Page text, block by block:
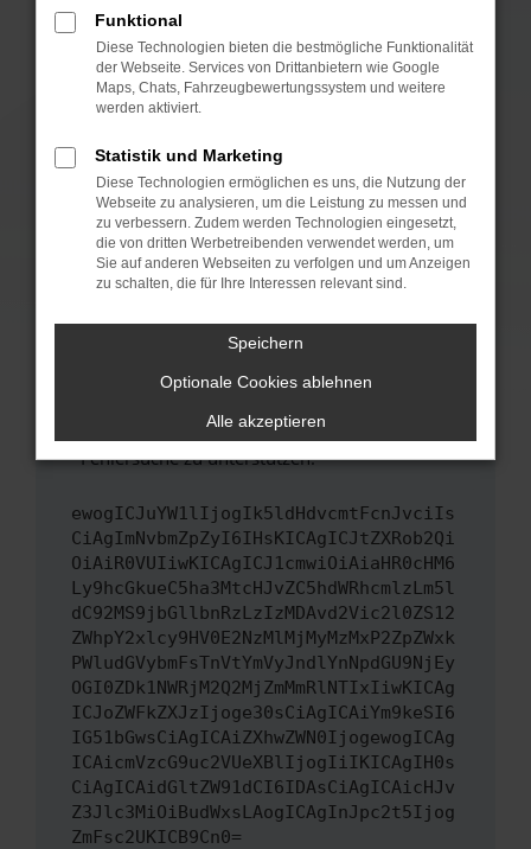
Fenster?
Starte dein Gerät neu.
Das kann manchmal helfen, vorübergehende
Probleme zu beheben.
Betriebssystem auf dem neuesten Stand
sind.
Veraltete Software birgt nicht nur ein
Sicherheitsrisiko, sondern kann auch dazu
führen, dass bestimmte Funktionen nicht mehr
unterstützt werden.
Wende dich an den Webseitenbetreiber.
Wenn du alle oben genannten Schritte versucht
hast, kontaktiere uns bitte. Wir werden
uns diesen Text schicken, um uns bei der
Fehlersuche zu unterstützen:
ewogICJuYW1lIjogIk5ldHdvcmtFcnJvciIs
CiAgImNvbmZpZyI6IHsKICAgICJtZXRob2Qi
OiAiR0VUIiwKICAgICJ1cmwiOiAiaHR0cHM6
Ly9hcGkueC5ha3MtcHJvZC5hdWRhcmlzLm5l
dC92MS9jbGllbnRzLzIzMDAvd2Vic2l0ZS12
ZWhpY2xlcy9HV0E2NzMlMjMyMzMxP2ZpZWxk
PWludGVybmFsTnVtYmVyJndlYnNpdGU9NjEy
OGI0ZDk1NWRjM2Q2MjZmMmRlNTIxIiwKICAg
ICJoZWFkZXJzIjoge30sCiAgICAiYm9keSI6
IG51bGwsCiAgICAiZXhwZWN0IjogewogICAg
ICAicmVzcG9uc2VUeXBlIjogIiIKICAgIH0s
CiAgICAidGltZW91dCI6IDAsCiAgICAicHJv
Z3Jlc3MiOiBudWxsLAogICAgInJpc2t5Ijog
ZmFsc2UKICB9Cn0=
Funktional
Diese Technologien bieten die bestmögliche Funktionalität
der Webseite. Services von Drittanbietern wie Google
Maps, Chats, Fahrzeugbewertungssystem und weitere
werden aktiviert.
Statistik und Marketing
Diese Technologien ermöglichen es uns, die Nutzung der
Webseite zu analysieren, um die Leistung zu messen und
zu verbessern. Zudem werden Technologien eingesetzt,
die von dritten Werbetreibenden verwendet werden, um
Sie auf anderen Webseiten zu verfolgen und um Anzeigen
zu schalten, die für Ihre Interessen relevant sind.
Speichern
Optionale Cookies ablehnen
Alle akzeptieren